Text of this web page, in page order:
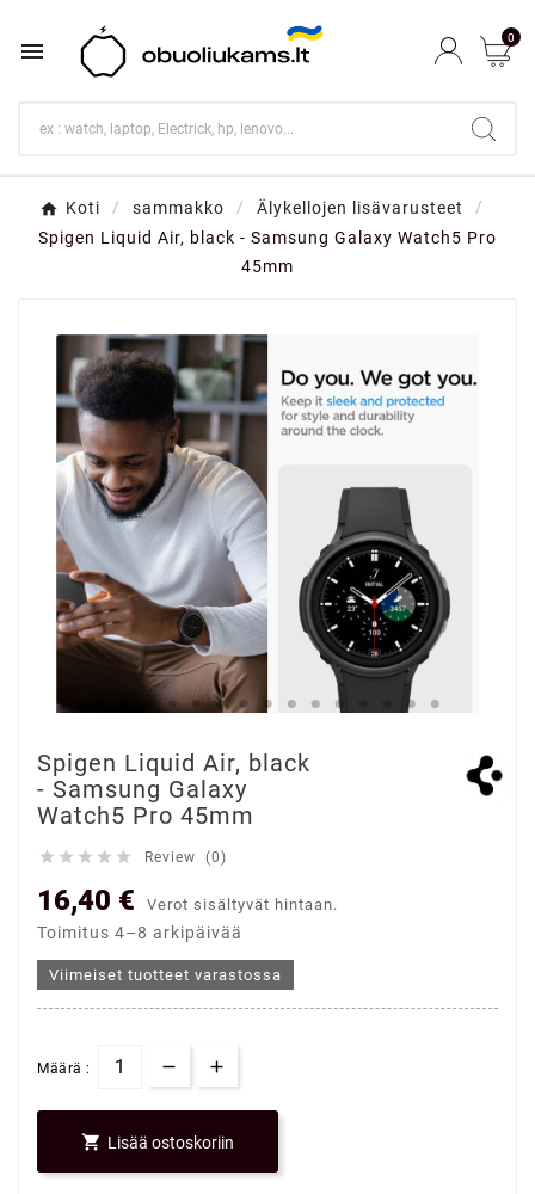
 0
Koti sammakko
Älykellojen lisävarusteet
Spigen Liquid Air, black - Samsung Galaxy Watch5 Pro
45mm
Spigen Liquid Air, black
- Samsung Galaxy
Watch5 Pro 45mm
     Review (0)
16,40 € Verot sisältyvät hintaan.
Toimitus 4–8 arkipäivää
Viimeiset tuotteet varastossa
Määrä :
 Lisää ostoskoriin